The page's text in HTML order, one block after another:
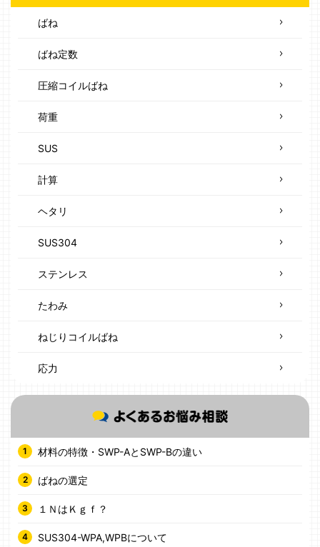
ばね
ばね定数
圧縮コイルばね
荷重
SUS
計算
ヘタリ
SUS304
ステンレス
たわみ
ねじりコイルばね
応力
材料の特徴・SWP-AとSWP-Bの違い
ばねの選定
１ＮはＫｇｆ？
SUS304-WPA,WPBについて